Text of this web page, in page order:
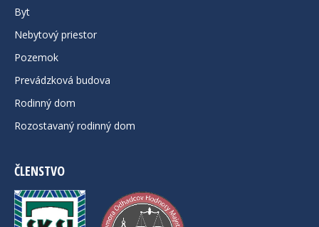
Byt
Nebytový priestor
Pozemok
Prevádzková budova
Rodinný dom
Rozostavaný rodinný dom
ČLENSTVO